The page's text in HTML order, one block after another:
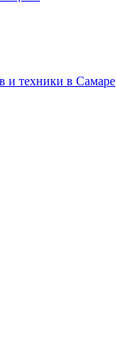
и техники в Самаре